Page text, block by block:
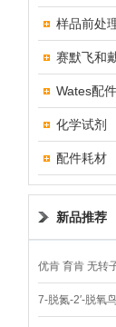
样品前处
赛默飞和
Wates配件
化学试剂
配件耗材
新品推荐
优肯 育肯 无转
7-脱氮-2′-脱氧